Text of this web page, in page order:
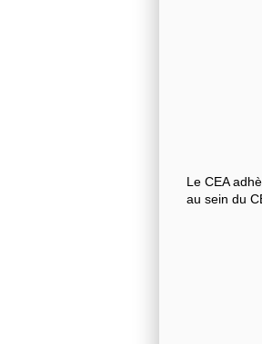
Le CEA
au sein du